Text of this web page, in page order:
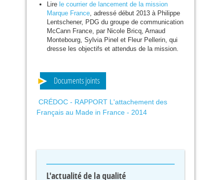
Lire le courrier de lancement de la mission
Marque France, adressé début 2013 à Philippe
Lentschener, PDGdu groupe de communication
McCann France, par Nicole Bricq, Arnaud
Montebourg, Sylvia Pinel et Fleur Pellerin, qui
dresse les objectifs et attendus de la mission.
Documents joints
CRÉDOC - RAPPORT L'attachement des
Français au Made in France - 2014
L'actualité de la qualité